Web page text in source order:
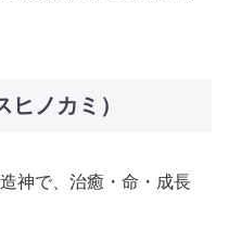
ノカミ）
神で、治癒・命・成長